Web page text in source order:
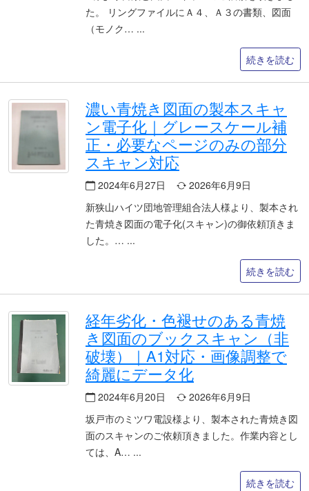
た。 リングファイルにＡ４、Ａ３の書類、図面
（モノク…
続きを読む
濃い青焼き図面の製本スキャ
ン電子化｜グレースケール補
正・必要なページのみの部分
スキャン対応
2024年6月27日
2026年6月9日
新狭山ハイツ団地管理組合法人様より、製本され
た青焼き図面の電子化(スキャン)の御依頼頂きま
した。…
続きを読む
経年劣化・色褪せのある青焼
き図面のブックスキャン（非
破壊）｜A1対応・画像調整で
綺麗にデータ化
2024年6月20日
2026年6月9日
坂戸市のミツワ電設様より、製本された青焼き図
面のスキャンのご依頼頂きました。作業内容とし
ては、A…
続きを読む